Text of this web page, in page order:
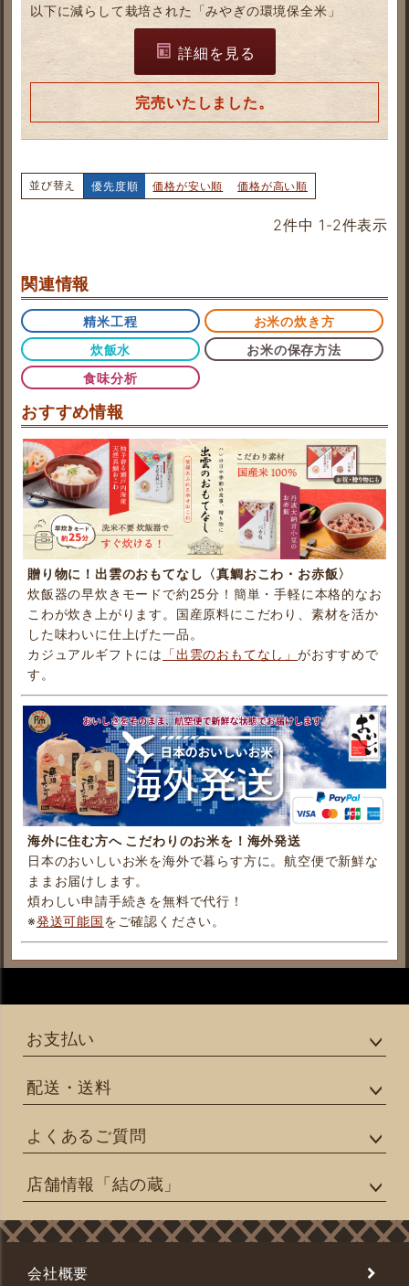
以下に減らして栽培された「みやぎの環境保全米」
完売いたしました。
詳細を見る
並び替え 優先度順 価格が安い順 価格が高い順
2件中 1 -2件表示
関連情報
精米工程
お米の炊き方
炊飯水
お米の保存方法
食味分析
おすすめ情報
贈り物に！出雲のおもてなし〈真鯛おこわ・お赤飯〉
炊飯器の早炊きモードで約25分！簡単・手軽に本格的なお
こわが炊き上がります。国産原料にこだわり、素材を活か
した味わいに仕上げた一品。
カジュアルギフトには 「出雲のおもてなし」がおすすめで
す。
海外に住む方へ こだわりのお米を！海外発送
日本のおいしいお米を海外で暮らす方に。航空便で新鮮な
ままお届けします。
煩わしい申請手続きを無料で代行！
※発送可能国をご確認ください。
お支払い
配送・送料
よくあるご質問
店舗情報「結の蔵」
会社概要